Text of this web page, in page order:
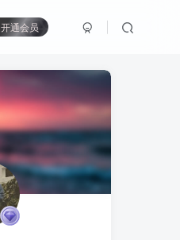
开通会员